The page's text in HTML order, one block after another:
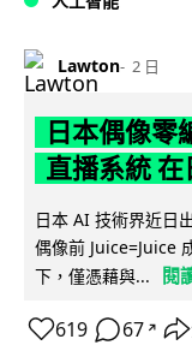
Lawton 2 日
日本偶像零
直播系統
日本 AI 技術界近日
偶像前 Juice=Juice
下，僅憑藉與...
閱
619 67 ↗